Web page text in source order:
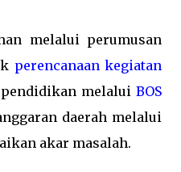
melalui perumusan
perencanaan kegiatan
melalui BOS
daerah melalui
akar masalah.